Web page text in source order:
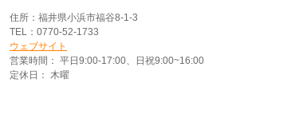
住所：福井県小浜市福谷8-1-3
TEL：0770-52-1733
ウェブサイト
営業時間： 平日9:00-17:00、日祝9:00~16:00
定休日： 木曜